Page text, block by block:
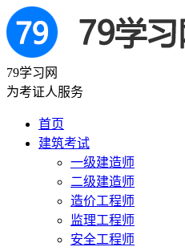
79学习网
为考证人服务
首页
建筑考试
一级建造师
二级建造师
造价工程师
监理工程师
安全工程师